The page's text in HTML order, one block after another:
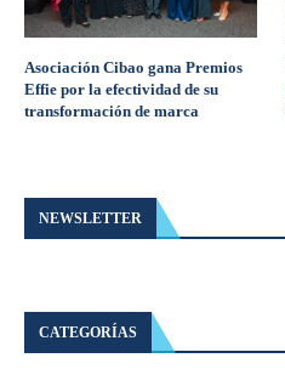
Asociación Cibao gana Premios
Effie por la efectividad de su
transformación de marca
NEWSLETTER
CATEGORÍAS